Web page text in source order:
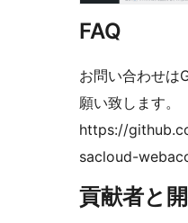
FAQ
お問い合わせは
願い致します。
https://
sacloud-
貢献者と